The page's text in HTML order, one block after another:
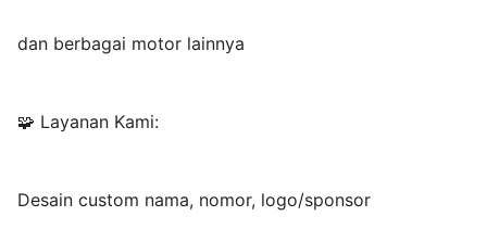
dan berbagai motor lainnya
🧩 Layanan Kami:
Desain custom nama, nomor, logo/sponsor